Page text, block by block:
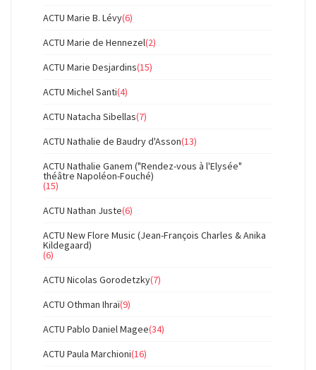
ACTU Marie B. Lévy(6)
ACTU Marie de Hennezel(2)
ACTU Marie Desjardins(15)
ACTU Michel Santi(4)
ACTU Natacha Sibellas(7)
ACTU Nathalie de Baudry d'Asson(13)
ACTU Nathalie Ganem ("Rendez-vous à l'Elysée"
théâtre Napoléon-Fouché)
(15)
ACTU Nathan Juste(6)
ACTU New Flore Music (Jean-François Charles & Anika
Kildegaard)
(6)
ACTU Nicolas Gorodetzky(7)
ACTU Othman Ihraï(9)
ACTU Pablo Daniel Magee(34)
ACTU Paula Marchioni(16)